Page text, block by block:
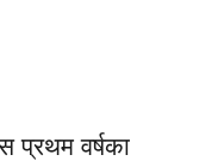
प्रथम वर्षका